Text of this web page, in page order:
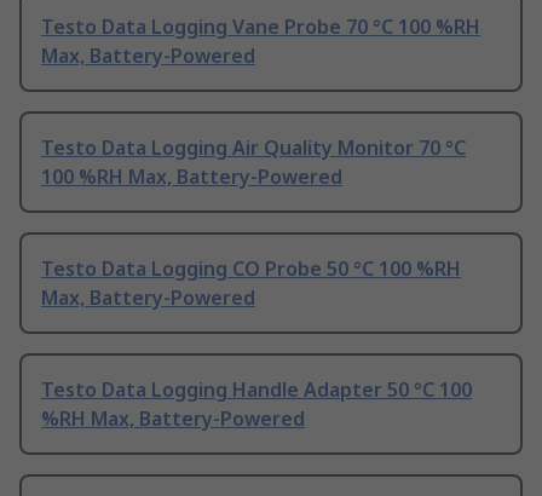
Testo Data Logging Vane Probe 70 °C 100 %RH
Max, Battery-Powered
Testo Data Logging Air Quality Monitor 70 °C
100 %RH Max, Battery-Powered
Testo Data Logging CO Probe 50 °C 100 %RH
Max, Battery-Powered
Testo Data Logging Handle Adapter 50 °C 100
%RH Max, Battery-Powered